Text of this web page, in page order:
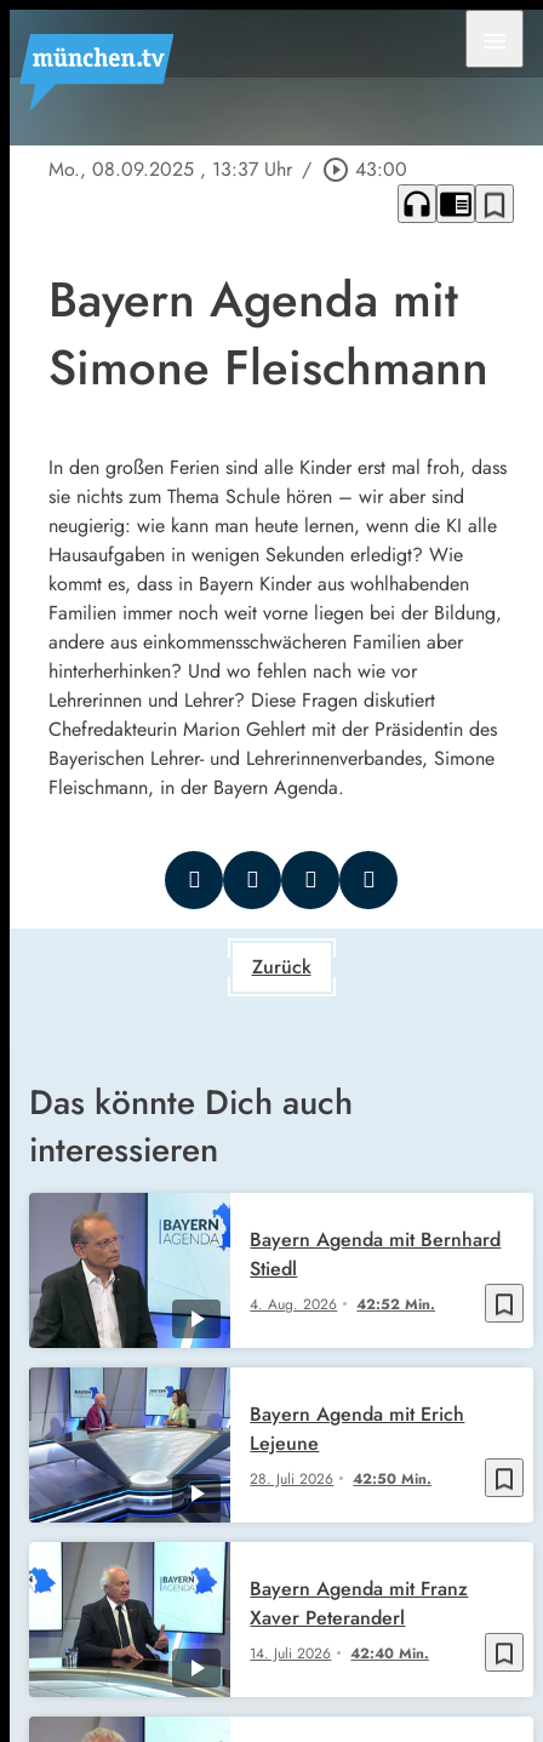
Mo., 08.09.2025 , 13:37 Uhr / play_circle_outline 43:00
headphones chrome_reader_mode bookmark_border
Bayern Agenda mit
Simone Fleischmann
In den großen Ferien sind alle Kinder erst mal froh, dass
sie nichts zum Thema Schule hören – wir aber sind
neugierig: wie kann man heute lernen, wenn die KI alle
Hausaufgaben in wenigen Sekunden erledigt? Wie
kommt es, dass in Bayern Kinder aus wohlhabenden
Familien immer noch weit vorne liegen bei der Bildung,
andere aus einkommensschwächeren Familien aber
hinterherhinken? Und wo fehlen nach wie vor
Lehrerinnen und Lehrer? Diese Fragen diskutiert
Chefredakteurin Marion Gehlert mit der Präsidentin des
Bayerischen Lehrer- und Lehrerinnenverbandes, Simone
Fleischmann, in der Bayern Agenda.
Zurück
Das könnte Dich auch
interessieren
bookmark_border
4. Aug. 2026 42:52 Min.
Bayern Agenda mit Bernhard
Stiedl
bookmark_border
28. Juli 2026 42:50 Min.
Bayern Agenda mit Erich
Lejeune
bookmark_border
14. Juli 2026 42:40 Min.
Bayern Agenda mit Franz
Xaver Peteranderl